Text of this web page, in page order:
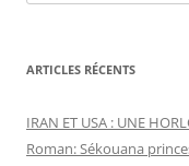
ARTICLES RÉCENTS
IRAN ET USA : UNE
Roman: Sékouana